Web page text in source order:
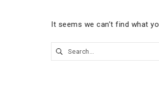
It seems we can’t find what
Cerca: